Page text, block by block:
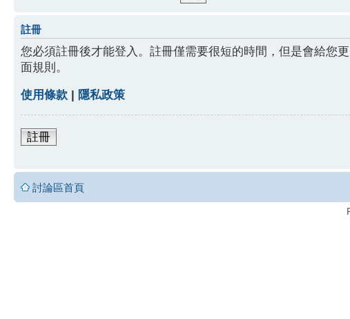
註冊
您必須註冊後才能登入。註冊僅需要很短的時間，但是會給您
面規則。
使用條款 | 隱私政策
註冊
討論區首頁